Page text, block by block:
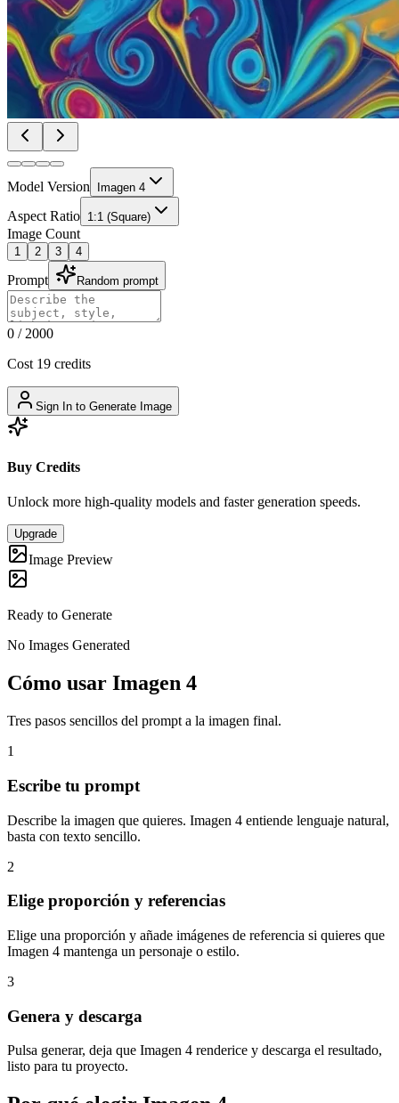
Model Version Imagen 4
Aspect Ratio 1:1 (Square)
Image Count
1 2 3 4
Prompt Random prompt
0 / 2000
Cost 19 credits
Sign In to Generate Image
Buy Credits
Unlock more high-quality models and faster generation speeds.
Upgrade
Image Preview
Ready to Generate
No Images Generated
Cómo usar Imagen 4
Tres pasos sencillos del prompt a la imagen final.
1
Escribe tu prompt
Describe la imagen que quieres. Imagen 4 entiende lenguaje natural,
basta con texto sencillo.
2
Elige proporción y referencias
Elige una proporción y añade imágenes de referencia si quieres que
Imagen 4 mantenga un personaje o estilo.
3
Genera y descarga
Pulsa generar, deja que Imagen 4 renderice y descarga el resultado,
listo para tu proyecto.